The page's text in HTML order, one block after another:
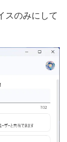
スのみにして